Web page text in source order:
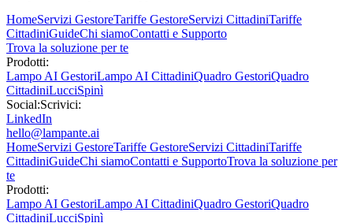
HomeServizi GestoreTariffe GestoreServizi CittadiniTariffe
CittadiniGuideChi siamoContatti e Supporto
Trova la soluzione per te
Prodotti:
Lampo AI GestoriLampo AI CittadiniQuadro GestoriQuadro
CittadiniLucciSpinì
Social:Scrivici:
LinkedIn
hello@lampante.ai
HomeServizi GestoreTariffe GestoreServizi CittadiniTariffe
CittadiniGuideChi siamoContatti e SupportoTrova la soluzione per
te
Prodotti:
Lampo AI GestoriLampo AI CittadiniQuadro GestoriQuadro
CittadiniLucciSpinì